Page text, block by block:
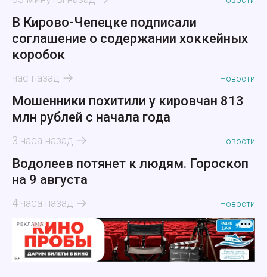
В Кирово-Чепецке подписали
соглашение о содержании хоккейных
коробок
час назад Новости
Мошенники похитили у кировчан 813
млн рублей с начала года
3 часа назад Новости
Водолеев потянет к людям. Гороскоп
на 9 августа
4 часа назад Новости
РЕКЛАМА